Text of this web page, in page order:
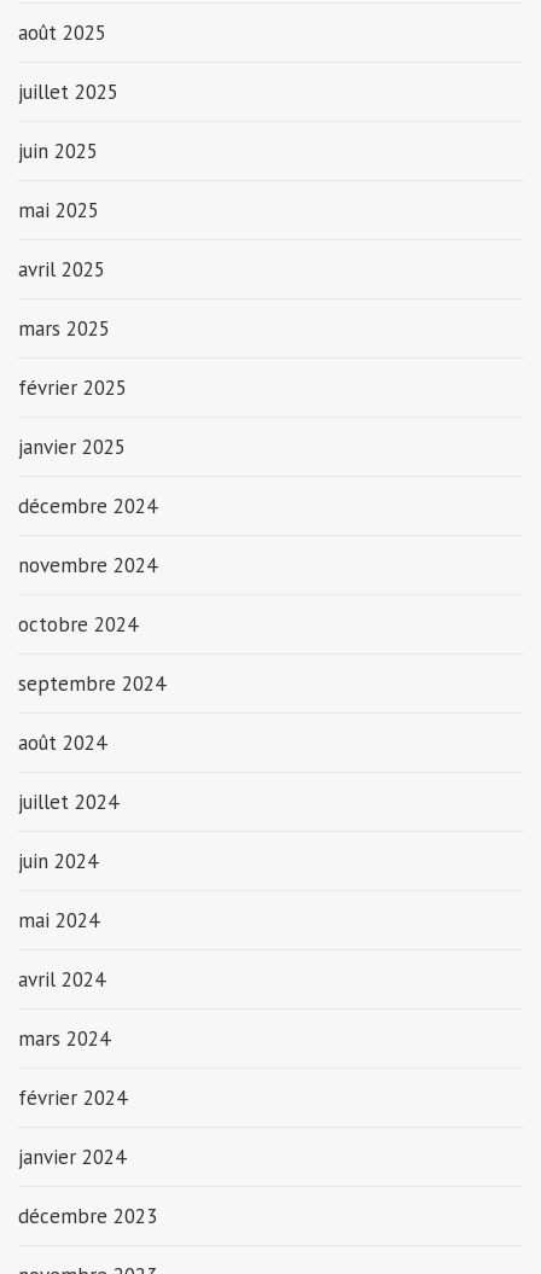
août 2025
juillet 2025
juin 2025
mai 2025
avril 2025
mars 2025
février 2025
janvier 2025
décembre 2024
novembre 2024
octobre 2024
septembre 2024
août 2024
juillet 2024
juin 2024
mai 2024
avril 2024
mars 2024
février 2024
janvier 2024
décembre 2023